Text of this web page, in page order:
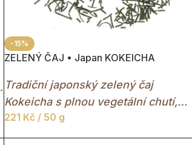
-15%
ZELENÝ ČAJ • Japan KOKEICHA
Tradiční japonský zelený čaj
Kokeicha s plnou vegetální chutí,
svěží kyselinkou a typickým
jehličkovitým tvarem listu.
221 Kč/ 50 g